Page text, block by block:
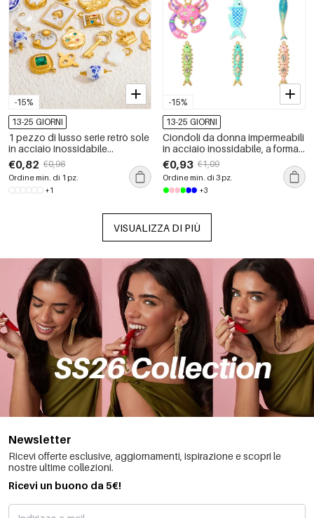
-15%
13-25 GIORNI
1 pezzo di lusso serie retrò sole
in acciaio inossidabile
impermeabile color oro fai da te
pendenti da donna
€0,82 €0,96
Ordine min. di 1 pz.
+1
-15%
13-25 GIORNI
Ciondoli da donna impermeabili
in acciaio inossidabile, a forma
irregolare, della serie Romantic
Series Fai da te, con filo di
pesce.
€0,93 €1,09
Ordine min. di 3 pz.
+3
VISUALIZZA DI PIÙ
Newsletter
Ricevi offerte esclusive, aggiornamenti, ispirazione e scopri le
nostre ultime collezioni.
Ricevi un buono da 5€!